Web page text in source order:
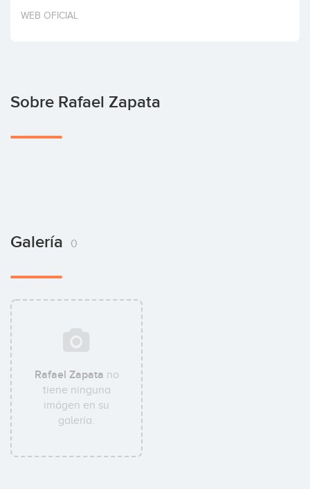
Invertir
WEB OFICIAL
Sobre Rafael Zapata
Galería 0
Rafael Zapata no
tiene ninguna
imágen en su
galería.